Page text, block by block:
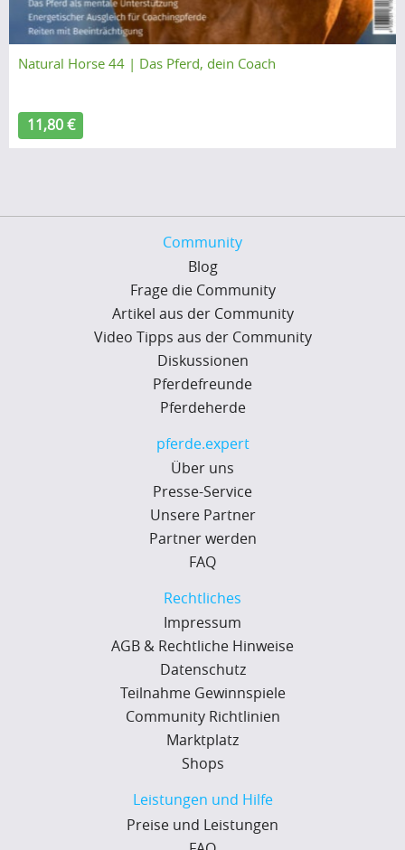
Natural Horse 44 | Das Pferd, dein Coach
11,80 €
Community
Blog
Frage die Community
Artikel aus der Community
Video Tipps aus der Community
Diskussionen
Pferdefreunde
Pferdeherde
pferde.expert
Über uns
Presse-Service
Unsere Partner
Partner werden
FAQ
Rechtliches
Impressum
AGB & Rechtliche Hinweise
Datenschutz
Teilnahme Gewinnspiele
Community Richtlinien
Marktplatz
Shops
Leistungen und Hilfe
Preise und Leistungen